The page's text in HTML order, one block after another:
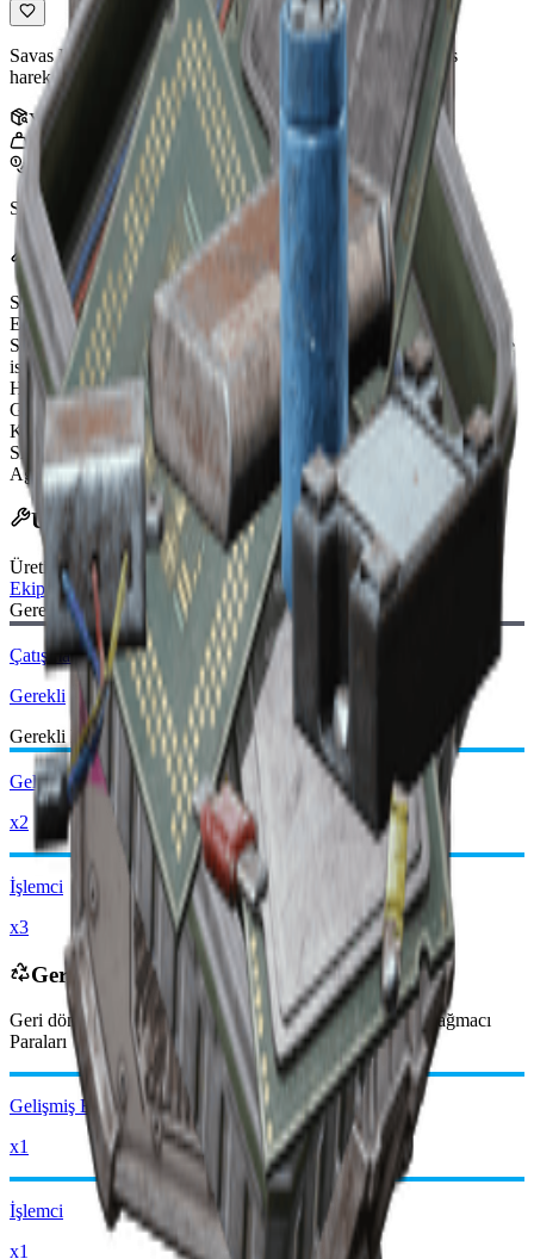
Savas II guclendirmesinin gelistirilmis versiyonu. Arttirilmis
hareketlilik ile yan cevirme manevralari icin tasarlanmistir.
Yığın
kg
Son güncelleme:Mar 17, 2026
Etkiler
Sirt Cantasi Yuvalari
18
El Bombasi Kullanim Yuvalari
Saglik Yenilemesi
Restores 2 health every 5 seconds. When damage
is taken the effect is paused for 30 seconds.
Hizli Kullanim Yuvalari
Guvenli Cep Yuvalari
Kalkan Uyumlulugu
Light, Medium, Heavy
Silah Yuvalari2
Agirlik Siniri65
Üretim Tarifi
Üretim Tezgahı:
Ekipman Tezgahı
Gerekli Şema:
Çatışma Mod. 3 (Baskın) Taslağı
Gerekli
Gerekli Malzemeler:
Gelişmiş Elektrik Bileşenleri
x2
İşlemci
x3
Geri Dönüştürülünce
Geri dönüştürüldüğünde şunları alırsınız -2750 daha az
Yağmacı
Paraları
Gelişmiş Elektrik Bileşenleri
x1
İşlemci
x1